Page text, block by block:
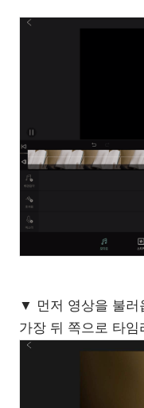
▼ 먼저 영상을 불러
가장 뒤 쪽으로 타